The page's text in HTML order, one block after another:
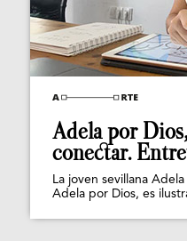
Adela por
conectar.
La joven sevillana
Adela por Dios, es